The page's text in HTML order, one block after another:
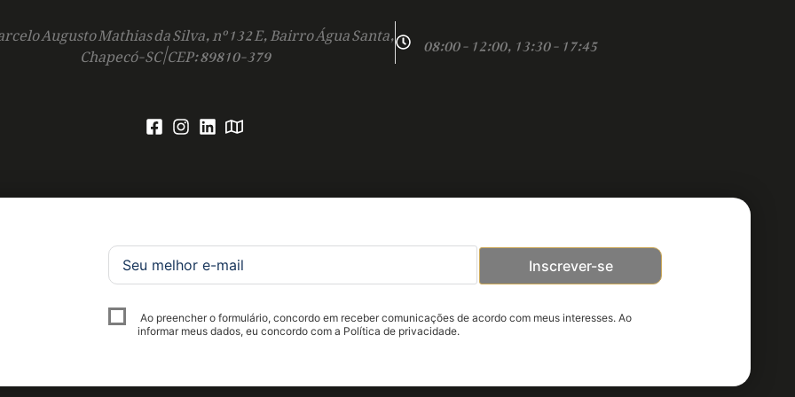
Augusto Mathias da Silva, nº 132 E, Bairro Água Santa,
Chapecó-SC | CEP: 89810-379 08:00 - 12:00, 13:30 - 17:45
Inscrever-se
Ao preencher o formulário, concordo em receber comunicações de acordo com meus interesses. Ao
informar meus dados, eu concordo com a Política de privacidade.